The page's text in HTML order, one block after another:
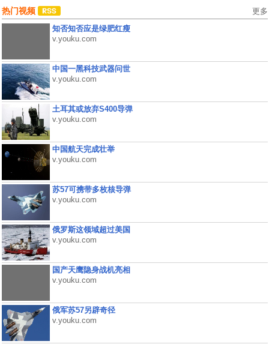
热门视频 更多
知否知否应是绿肥红瘦
v.youku.com
中国一黑科技武器问世
v.youku.com
土耳其或放弃S400导弹
v.youku.com
中国航天完成壮举
v.youku.com
苏57可携带多枚核导弹
v.youku.com
俄罗斯这领域超过美国
v.youku.com
国产天鹰隐身战机亮相
v.youku.com
俄军苏57另辟奇径
v.youku.com